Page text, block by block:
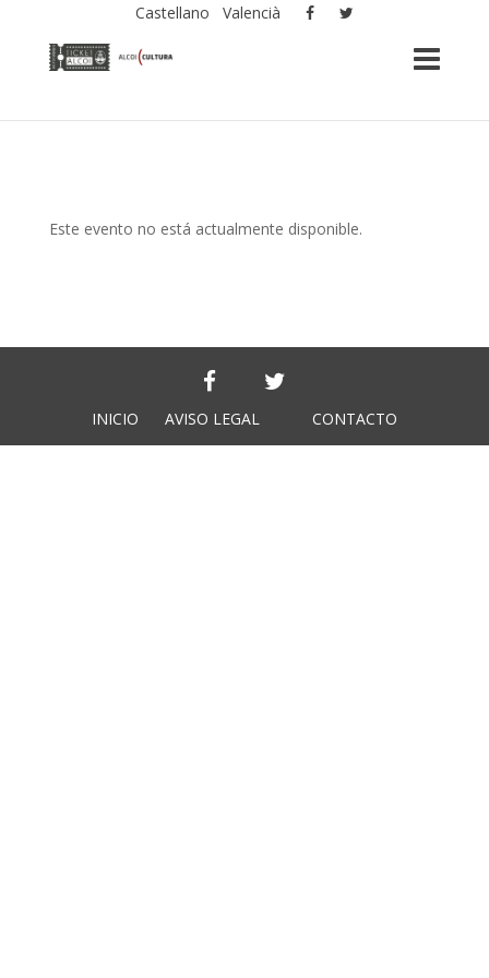
Castellano Valencià
Este evento no está actualmente disponible.
INICIO AVISO LEGAL CONTACTO